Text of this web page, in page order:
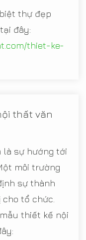
thự đẹp
đây:
thiet-ke-
thất văn
là sự hướng tới
môi trường
sự thành
tổ chức.
thiết kế nội